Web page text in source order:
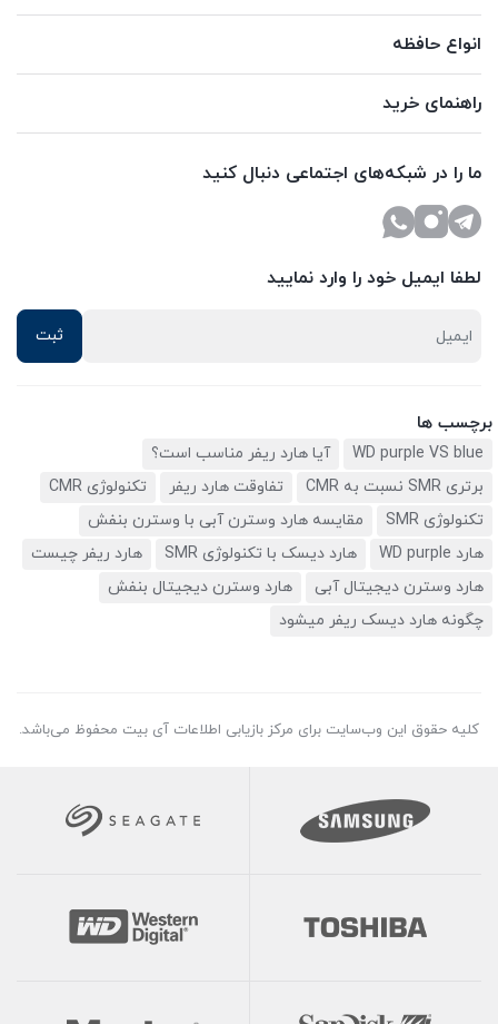
انواع حافظه
راهنمای خرید
ما را در شبکه‌های اجتماعی دنبال کنید
لطفا ایمیل خود را وارد نمایید
برچسب ها
WD purple VS blue
آیا هارد ریفر مناسب است؟
برتری SMR نسبت به CMR
تفاوقت هارد ریفر
تکنولوژی CMR
تکنولوژی SMR
مقایسه هارد وسترن آبی با وسترن بنفش
هارد WD purple
هارد دیسک با تکنولوژی SMR
هارد ریفر چیست
هارد وسترن دیجیتال آبی
هارد وسترن دیجیتال بنفش
چگونه هارد دیسک ریفر میشود
کلیه حقوق این وب‌سایت برای مرکز بازیابی اطلاعات آی بیت محفوظ می‌باشد.